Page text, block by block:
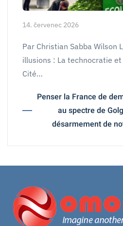
14. červenec 2026
Par Christian Sabba Wilson
illusions : La technocratie
Cité…
Penser la France de
au spectre de
désarmement de